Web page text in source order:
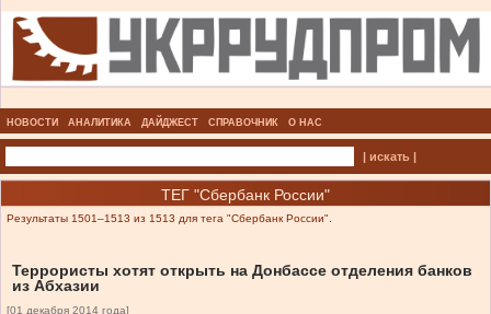
НОВОСТИ АНАЛИТИКА ДАЙДЖЕСТ СПРАВОЧНИК О НАС
| искать |
ТЕГ "Сбербанк России"
Результаты 1501–1513 из 1513 для тега "Сбербанк России".
Террористы хотят открыть на Донбассе отделения банков
из Абхазии
[01 декабря 2014 года]